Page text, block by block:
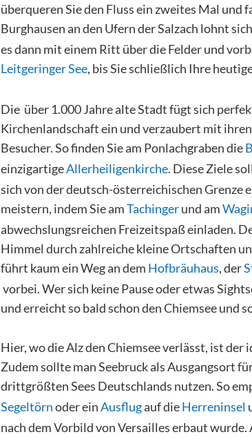
überqueren Sie den Fluss ein zweites Mal und
Burghausen an den Ufern der Salzach lohnt
es dann mit einem Ritt über die Felder und
Leitgeringer See, bis Sie schließlich Ihre
Die über 1.000 Jahre alte Stadt fügt sich
Kirchenlandschaft ein und verzaubert mit
Besucher. So finden Sie am Ponlachgraben die
einzigartigeAllerheiligenkirche. Diese Ziele
sich von der deutsch-österreichischen Grenze
meistern, indem Sie amTachingerund am
abwechslungsreichen Freizeitspaß einladen.
Himmel durch zahlreiche kleine Ortschaften
führt kaum ein Weg an dem Hofbräuhaus, der
vorbei. Wer sich keine Pause oder etwas
und erreicht so bald schon den Chiemsee und
Hier, wo die Alz den Chiemsee verlässt, ist der
Zudem sollte man Seebruck als Ausgangsort
drittgrößten Sees Deutschlands nutzen. So
Segeltörnoder einAusflugauf dieHerreninsel
nach dem Vorbild von Versailles erbaut